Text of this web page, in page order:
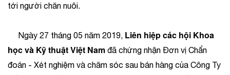
tới người chăn nuôi.
Ngày 27 tháng 05 năm 2019, Liên hiệp các hội Khoa
học và Kỹ thuật Việt Nam đã chứng nhận Đơn vị Chẩn
đoán - Xét nghiệm và chăm sóc sau bán hàng của Công Ty